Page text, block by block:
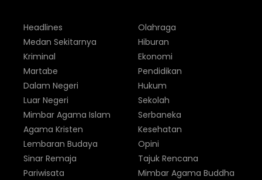
Headlines
Medan Sekitarnya
Kriminal
Martabe
Dalam Negeri
Luar Negeri
Olahraga
Hiburan
Ekonomi
Pendidikan
Hukum
Sekolah
Mimbar Agama Islam
Agama Kristen
Lembaran Budaya
Sinar Remaja
Pariwisata
Serbaneka
Kesehatan
Opini
Tajuk Rencana
Mimbar Agama Buddha